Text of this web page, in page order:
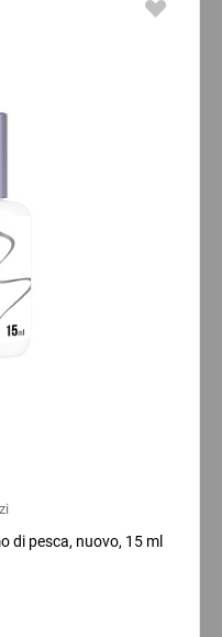
di pesca, nuovo, 15 ml